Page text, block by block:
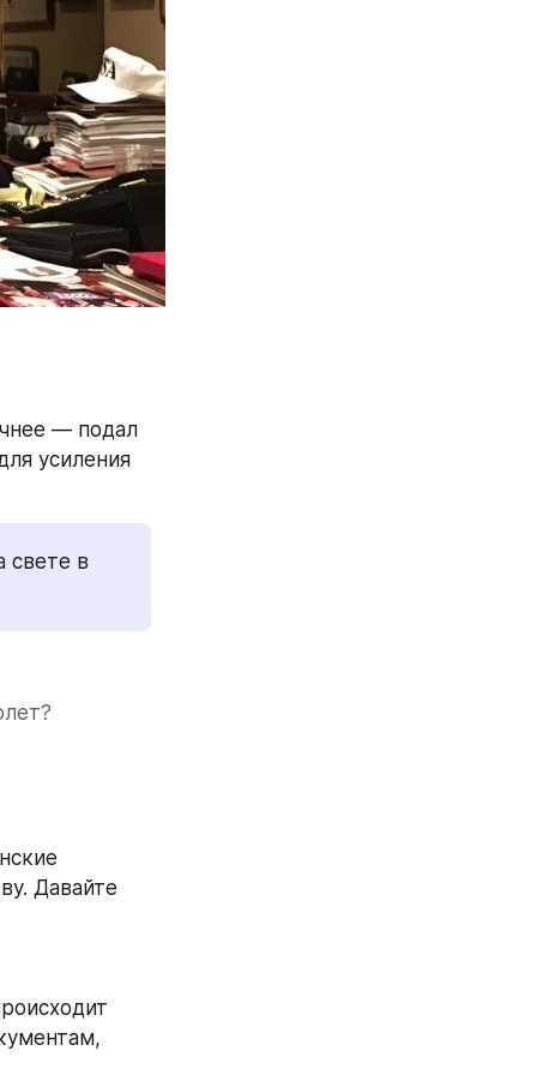
— подал
усиления
свете в
Давайте